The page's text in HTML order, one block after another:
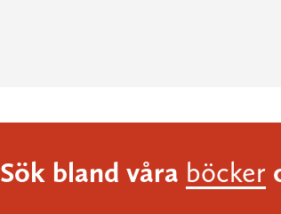
Sök bland våra böcker